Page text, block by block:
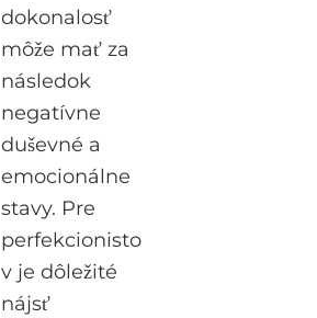
dokonalosť
môže mať za
následok
negatívne
duševné a
emocionálne
stavy. Pre
perfekcionisto
v je dôležité
nájsť